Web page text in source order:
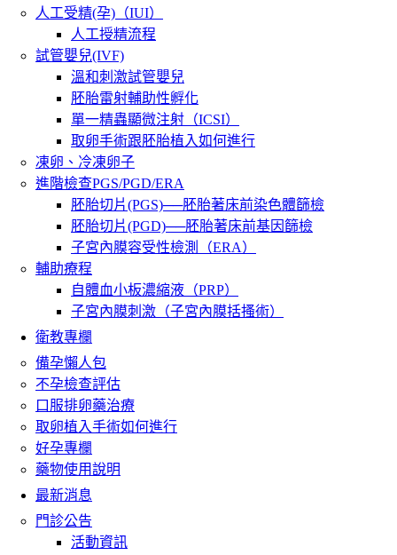
人工受精(孕)（IUI）
人工授精流程
試管嬰兒(IVF)
溫和刺激試管嬰兒
胚胎雷射輔助性孵化
單一精蟲顯微注射（ICSI）
取卵手術跟胚胎植入如何進行
凍卵、冷凍卵子
進階檢查PGS/PGD/ERA
胚胎切片(PGS)──胚胎著床前染色體篩檢
胚胎切片(PGD)──胚胎著床前基因篩檢
子宮內膜容受性檢測（ERA）
輔助療程
自體血小板濃縮液（PRP）
子宮內膜刺激（子宮內膜括搔術）
衛教專欄
備孕懶人包
不孕檢查評估
口服排卵藥治療
取卵植入手術如何進行
好孕專欄
藥物使用說明
最新消息
門診公告
活動資訊